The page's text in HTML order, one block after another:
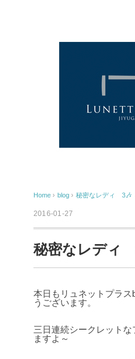
Home › blog › 秘密なレディ 3🎶
2016-01-27
秘密なレディ
本日もリュネットプラ
うございます。
三日連続シークレット
ますよ～